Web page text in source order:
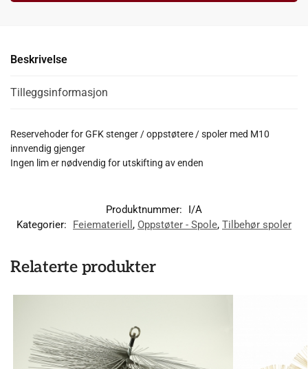
Beskrivelse
Tilleggsinformasjon
Reservehoder for GFK stenger / oppstøtere / spoler med M10
innvendig gjenger
Ingen lim er nødvendig for utskifting av enden
Produktnummer:
I/A
Kategorier:
Feiemateriell , Oppstøter - Spole, Tilbehør spoler
Relaterte produkter